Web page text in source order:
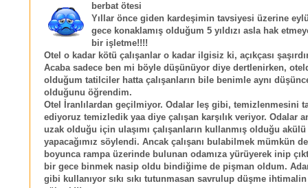
berbat ötesi
Yıllar önce giden kardeşimin tavsiyesi üzerine
gece konaklamış olduğum 5 yıldızı asla hak
bir işletme!!!!
Otel o kadar kötü çalışanlar o kadar ilgisiz ki, açıkçası
Acaba sadece ben mi böyle düşünüyor diye dertlenirken,
olduğum tatilciler hatta çalışanların bile benimle aynı
olduğunu öğrendim.
Otel İranlılardan geçilmiyor. Odalar leş gibi, temizlenmesini
ediyoruz temizledik yaa diye çalışan karşılık veriyor. Odalar
uzak olduğu için ulaşımı çalışanların kullanmış olduğu
yapacağımız söylendi. Ancak çalışanı bulabilmek mümkün
boyunca rampa üzerinde bulunan odamıza yürüyerek inip
bir gece binmek nasip oldu bindiğime de pişman oldum.
gibi kullanıyor sıkı sıkı tutunmasan savrulup düşme